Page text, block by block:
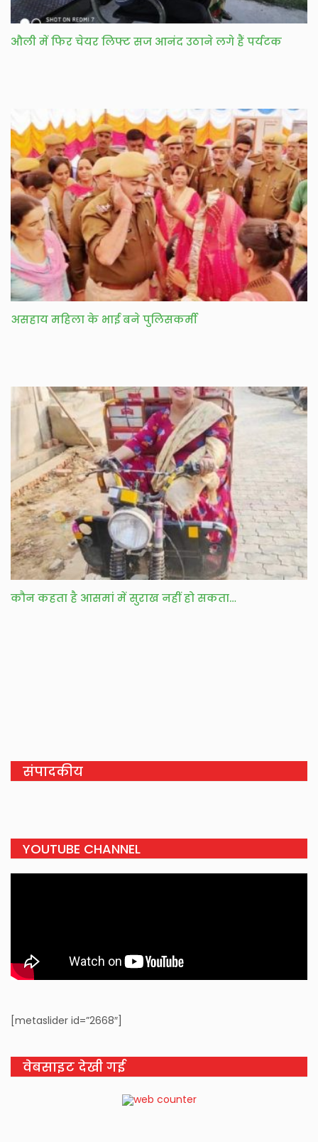
औली में फिर चेयर लिफ्ट सज आनंद उठाने लगे हैं पर्यटक
असहाय महिला के भाई बने पुलिसकर्मी
कौन कहता है आसमां में सुराख नहीं हो सकता…
संपादकीय
YOUTUBE CHANNEL
[metaslider id=”2668″]
वेबसाइट देखी गई